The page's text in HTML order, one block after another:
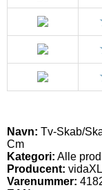
Navn: Tv-Skab/
Cm
Kategori: Alle
Producent: vidaXL
Varenummer: